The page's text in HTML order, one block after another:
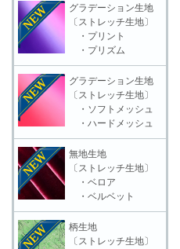
グラデーション生地
〔ストレッチ生地〕
・プリント
・プリズム
グラデーション生地
〔ストレッチ生地〕
・ソフトメッシュ
・ハードメッシュ
無地生地
〔ストレッチ生地〕
・ベロア
・ベルベット
柄生地
〔ストレッチ生地〕